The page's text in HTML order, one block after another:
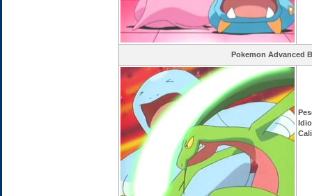
Pokemon Advanced